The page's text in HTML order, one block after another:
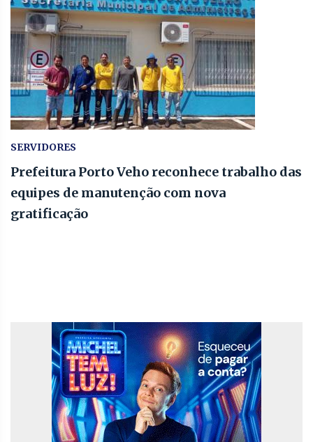
SERVIDORES
Prefeitura Porto Veho reconhece trabalho das
equipes de manutenção com nova
gratificação